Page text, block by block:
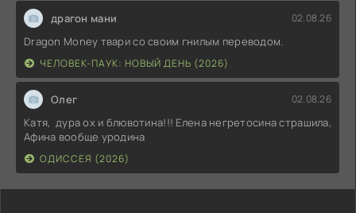
драгон мани 02.08.26
Dragon Money твари со своим гнилым переводом.
ЧЕЛОВЕК-ПАУК: НОВЫЙ ДЕНЬ (2026)
Олег 02.08.26
Катя, дура ох и блювотина!!! Елена негретосина страшила,
Афина вообще уродина
ОДИССЕЯ (2026)